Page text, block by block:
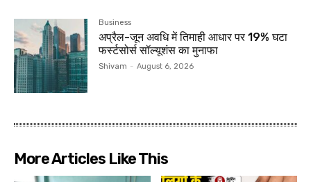
Business
अप्रैल-जून अवधि में तिमाही आधार पर 19% घटा
फर्स्टसोर्स सॉल्यूशंस का मुनाफा
Shivam - August 6, 2026
More Articles Like This